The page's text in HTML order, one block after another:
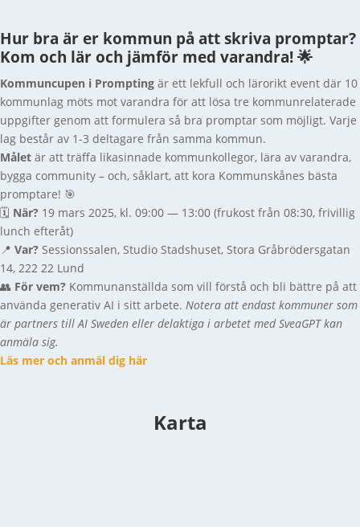
Hur bra är er kommun på att skriva promptar?
Kom och lär och jämför med varandra! 🌟
Kommuncupen i Prompting är ett lekfull och lärorikt event där 10
kommunlag möts mot varandra för att lösa tre kommunrelaterade
uppgifter genom att formulera så bra promptar som möjligt. Varje
lag består av 1-3 deltagare från samma kommun.
Målet är att träffa likasinnade kommunkollegor, lära av varandra,
bygga community – och, såklart, att kora Kommunskånes bästa
promptare! 🎯
🗓 När? 19 mars 2025, kl. 09:00 — 13:00 (frukost från 08:30, frivillig
lunch efteråt)
📍 Var? Sessionssalen, Studio Stadshuset, Stora Gråbrödersgatan
14, 222 22 Lund
👥 För vem? Kommunanställda som vill förstå och bli bättre på att
använda generativ AI i sitt arbete. Notera att endast kommuner som
är partners till AI Sweden eller delaktiga i arbetet med SveaGPT kan
anmäla sig.
Läs mer och anmäl dig här
Karta